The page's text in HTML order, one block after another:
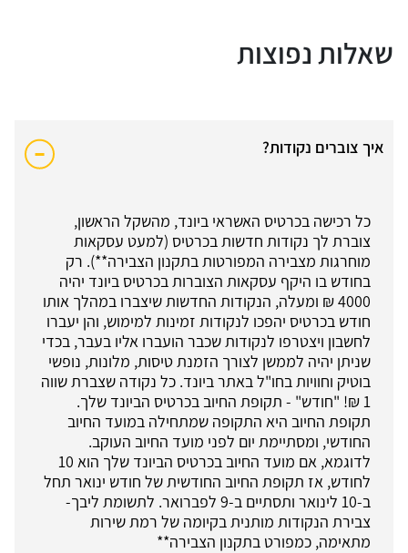
שאלות נפוצות
איך צוברים נקודות?
כל רכישה בכרטיס האשראי ביונד, מהשקל הראשון,
צוברת לך נקודות חדשות בכרטיס (למעט עסקאות
מוחרגות מצבירה המפורטות בתקנון הצבירה**). רק
בחודש בו היקף עסקאות הצוברות בכרטיס ביונד יהיה
4000 ₪ ומעלה, הנקודות החדשות שיצברו במהלך אותו
חודש בכרטיס יהפכו לנקודות זמינות למימוש, והן יעברו
לחשבון ויצטרפו לנקודות שכבר הועברו אליו בעבר, בכדי
שניתן יהיה לממשן לצורך הזמנת טיסות, מלונות, נופשי
בוטיק וחוויות בחו"ל באתר ביונד. כל נקודה שצברת שווה
1 ₪! "חודש" - תקופת החיוב בכרטיס הביונד שלך.
תקופת החיוב היא התקופה שמתחילה במועד החיוב
החודשי, ומסתיימת יום לפני מועד החיוב העוקב.
לדוגמא, אם מועד החיוב בכרטיס הביונד שלך הוא 10
לחודש, אז תקופת החיוב החודשית של חודש ינואר תחל
ב-10 לינואר ותסתיים ב-9 לפברואר. לתשומת ליבך-
צבירת הנקודות מותנית בקיומה של רמת שירות
מתאימה, כמפורט בתקנון הצבירה**